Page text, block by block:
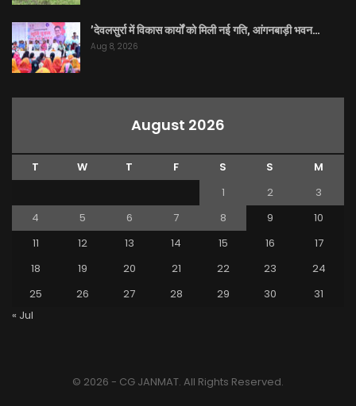
’देवलसुर्रा में विकास कार्यों को मिली नई गति, आंगनबाड़ी भवन…
Aug 8, 2026
August 2026
T W T F S S
M
1
2
3
4
5 6 7 8 9
10
11
12 13 14 15 16
17
18
19 20 21 22 23
24
25
26 27 28 29 30
31
« Jul
© 2026 - CG JANMAT. All Rights Reserved.